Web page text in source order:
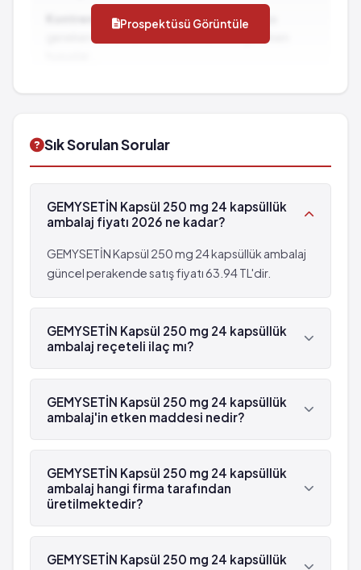
Kontrendikasyonlar:İlacın kullanılmaması
gereken durumlar ve dikkat edilmesi gereken
Prospektüsü Görüntüle
Sık Sorulan Sorular
GEMYSETİN Kapsül 250 mg 24 kapsüllük
ambalaj fiyatı 2026 ne kadar?
GEMYSETİN Kapsül 250 mg 24 kapsüllük ambalaj
güncel perakende satış fiyatı 63.94 TL'dir.
GEMYSETİN Kapsül 250 mg 24 kapsüllük
ambalaj reçeteli ilaç mı?
Evet, GEMYSETİN Kapsül 250 mg 24 kapsüllük
ambalaj beyaz reçetelidir.
GEMYSETİN Kapsül 250 mg 24 kapsüllük
ambalaj'in etken maddesi nedir?
GEMYSETİN Kapsül 250 mg 24 kapsüllük
ambalaj'in etken maddesi Kloramfenikol 'dür.
GEMYSETİN Kapsül 250 mg 24 kapsüllük
ambalaj hangi firma tarafından
üretilmektedir?
GEMYSETİN Kapsül 250 mg 24 kapsüllük ambalaj ,
Deva tarafından üretilmektedir.
GEMYSETİN Kapsül 250 mg 24 kapsüllük